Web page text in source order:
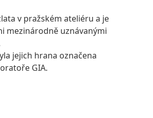
v pražském ateliéru a je
mezinárodně uznávanými
jejich hrana označena
GIA.